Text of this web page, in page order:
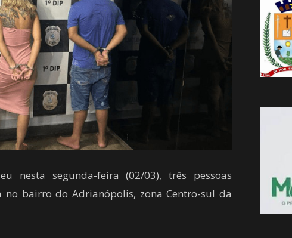
nesta segunda-feira (02/03), três pessoas
bairro do Adrianópolis, zona Centro-sul da